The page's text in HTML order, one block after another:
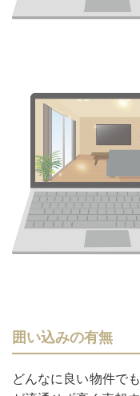
囲い込みの有無
どんなに良い物件で